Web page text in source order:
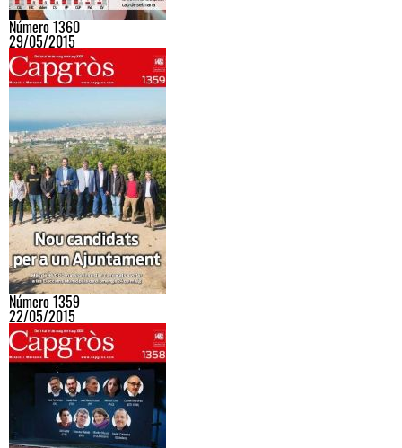
Número 1360
29/05/2015
Número 1359
22/05/2015